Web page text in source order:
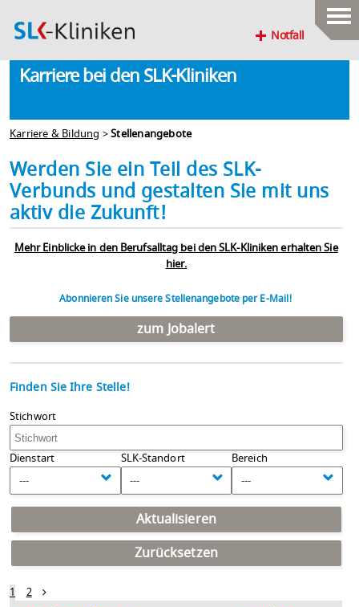
Notfall
Karriere bei den SLK-Kliniken
Karriere & Bildung >Stellenangebote
Werden Sie ein Teil des SLK-
Verbunds und gestalten Sie mit uns
aktiv die Zukunft!
Mehr Einblicke in den Berufsalltag bei den SLK-Kliniken erhalten Sie
hier.
Abonnieren Sie unsere Stellenangebote per E-Mail!
zum Jobalert
Finden Sie Ihre Stelle!
Stichwort
Dienstart
---
SLK-Standort
---
Bereich
---
Aktualisieren
Zurücksetzen
1
2